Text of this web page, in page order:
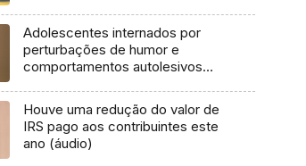
Adolescentes internados por
perturbações de humor e
comportamentos autolesivos
Houve uma redução do valor de
IRS pago aos contribuintes este
ano (áudio)